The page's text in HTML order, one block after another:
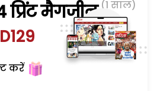
प्रिंट मैगजीन (1 साल)
करें